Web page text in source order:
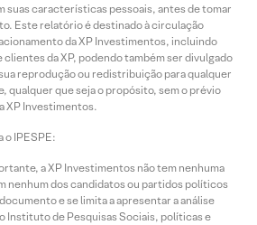
suas características pessoais, antes de tomar
Este relatório é destinado à circulação
da XP Investimentos, incluindo
clientes da XP, podendo também ser divulgado
reprodução ou redistribuição para qualquer
qualquer que seja o propósito, sem o prévio
XP Investimentos.
o IPESPE:
a XP Investimentos não tem nenhuma
nenhum dos candidatos ou partidos políticos
e se limita a apresentar a análise
Instituto de Pesquisas Sociais, políticas e